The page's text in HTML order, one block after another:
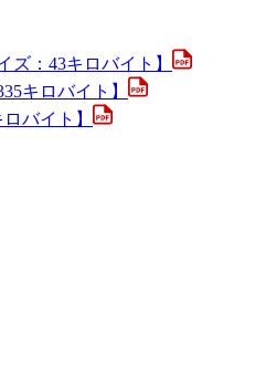
：43キロバイト】
キロバイト】
バイト】